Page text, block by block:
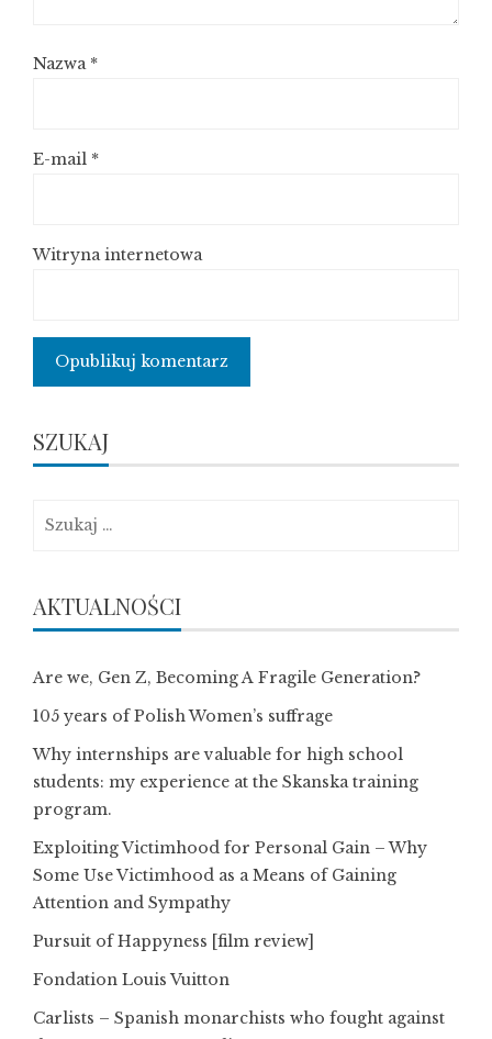
Nazwa *
E-mail *
Witryna internetowa
SZUKAJ
AKTUALNOŚCI
Are we, Gen Z, Becoming A Fragile Generation?
105 years of Polish Women’s suffrage
Why internships are valuable for high school
students: my experience at the Skanska training
program.
Exploiting Victimhood for Personal Gain – Why
Some Use Victimhood as a Means of Gaining
Attention and Sympathy
Pursuit of Happyness [film review]
Fondation Louis Vuitton
Carlists – Spanish monarchists who fought against